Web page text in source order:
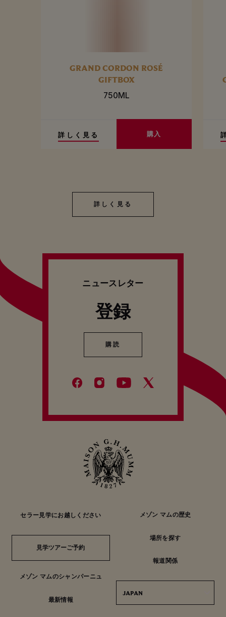
GRAND CORDON ROSÉ
GIFTBOX
750ML
詳しく見る 購入
詳しく見る
詳しく見る
ニュースレター
登録
購読
購読
セラー見学にお越しください
見学ツアーご予約
見学ツアーご予約
メゾン マムのシャンパーニュ
最新情報
メゾン マムの歴史
場所を探す
報道関係
JAPAN